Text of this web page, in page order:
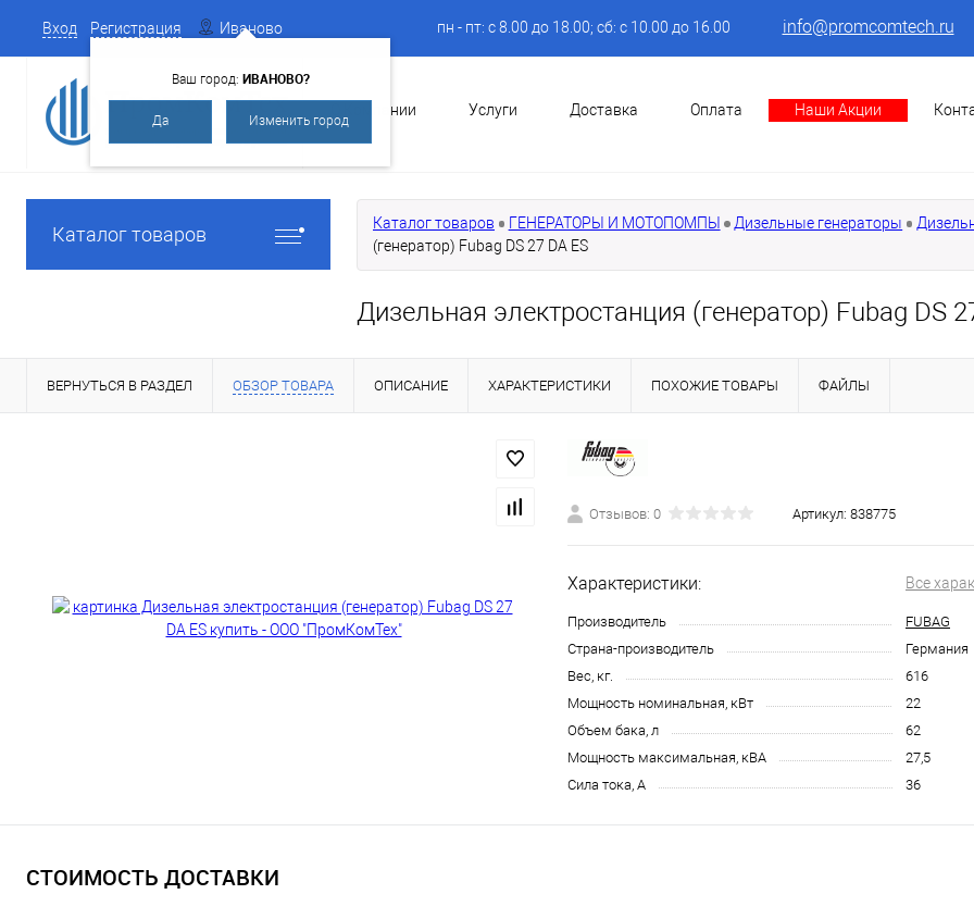
Вход Регистрация Иваново
Ваш город: ИВАНОВО?
Да Изменить город
пн - пт: с 8.00 до 18.00; сб: с 10.00 до 16.00 info@promcomtech.ru
О Компании Услуги Доставка Оплата Наши Акции
Каталог товаров Каталог товаров ГЕНЕРАТОРЫ И МОТОПОМПЫ Дизельные генераторы
(генератор) Fubag DS 27 DA ES
Дизельная электростанция (генератор) Fubag DS
ВЕРНУТЬСЯ В РАЗДЕЛ ОБЗОР ТОВАРА ОПИСАНИЕ ХАРАКТЕРИСТИКИ ПОХОЖИЕ ТОВАРЫ ФАЙЛЫ
Отзывов: 0 Артикул: 838775
Характеристики: Все
Производитель
FUBAG
Страна-производитель
Германия
Вес, кг.
616
Мощность номинальная, кВт
22
Объем бака, л
62
Мощность максимальная, кВА
27,5
Сила тока, А
36
СТОИМОСТЬ ДОСТАВКИ